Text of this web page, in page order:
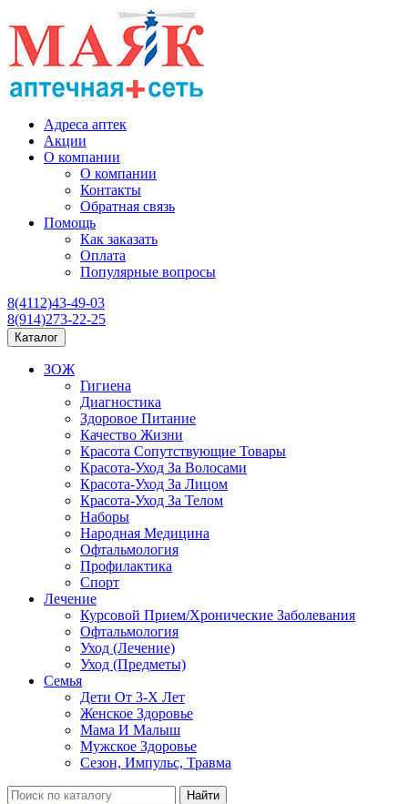
Адреса аптек
Акции
О компании
О компании
Контакты
Обратная связь
Помощь
Как заказать
Оплата
Популярные вопросы
8(4112)43-49-03
8(914)273-22-25
Каталог
ЗОЖ
Гигиена
Диагностика
Здоровое Питание
Качество Жизни
Красота Сопутствующие Товары
Красота-Уход За Волосами
Красота-Уход За Лицом
Красота-Уход За Телом
Наборы
Народная Медицина
Офтальмология
Профилактика
Спорт
Лечение
Курсовой Прием/Хронические Заболевания
Офтальмология
Уход (Лечение)
Уход (Предметы)
Семья
Дети От 3-Х Лет
Женское Здоровье
Мама И Малыш
Мужское Здоровье
Сезон, Импульс, Травма
Найти